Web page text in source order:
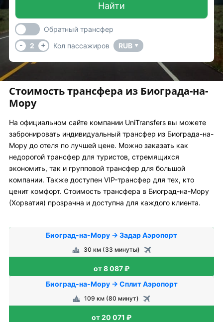
Найти
Обратный трансфер
-
2 + Кол пассажиров RUB ▼
Стоимость трансфера из Биограда-на-
Мору
На официальном сайте компании UniTransfers вы можете
забронировать индивидуальный трансфер из Биограда-на-
Мору до отеля по лучшей цене. Можно заказать как
недорогой трансфер для туристов, стремящихся
экономить, так и групповой трансфер для большой
компании. Также доступен VIP-трансфер для тех, кто
ценит комфорт. Стоимость трансфера в Биоград-на-Мору
(Хорватия) прозрачна и доступна для каждого клиента.
Биоград-на-Мору → Задар Аэропорт
30 км (33 минуты)
от 8 087 ₽
Биоград-на-Мору → Сплит Аэропорт
109 км (80 минут)
от 20 071 ₽